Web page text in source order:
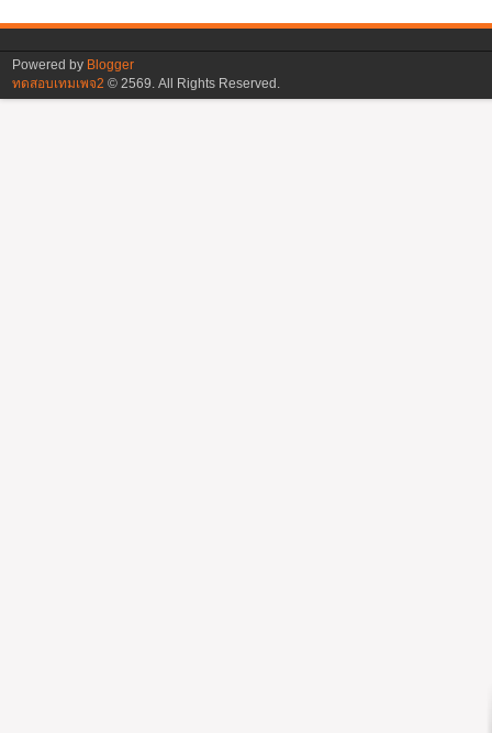
Powered by Blogger
ทดสอบเทมเพจ2 © 2569. All Rights Reserved.